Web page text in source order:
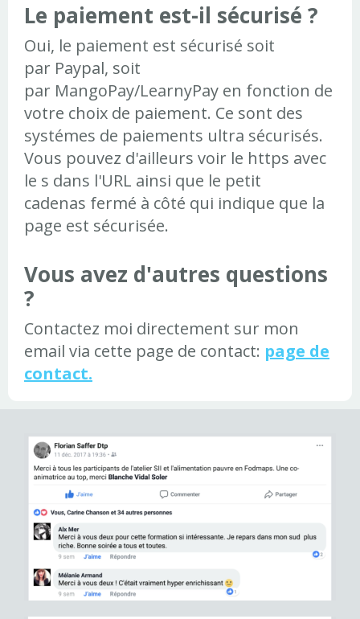
Le paiement est-il sécurisé ?
Oui, le paiement est sécurisé soit
par Paypal, soit
par MangoPay/LearnyPay en fonction de
votre choix de paiement. Ce sont des
systémes de paiements ultra sécurisés.
Vous pouvez d'ailleurs voir le https avec
le s dans l'URL ainsi que le petit
cadenas fermé à côté qui indique que la
page est sécurisée.
Vous avez d'autres questions
?
Contactez moi directement sur mon
email via cette page de contact: page de
contact.